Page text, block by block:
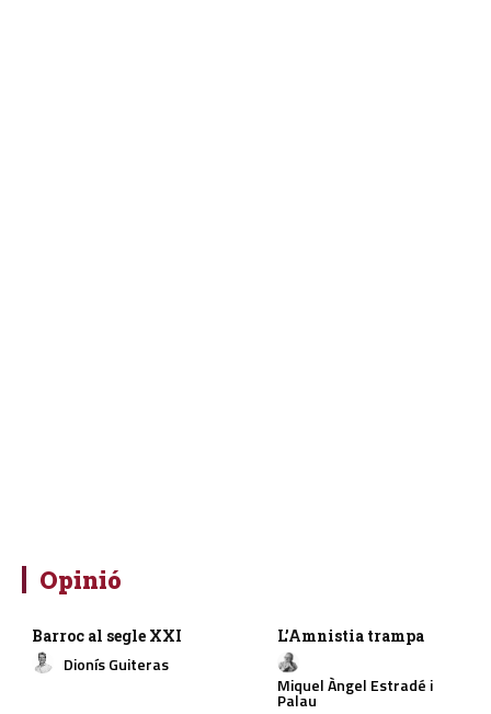
Opinió
Barroc al segle XXI
Dionís Guiteras
L’Amnistia trampa
Miquel Àngel Estradé i
Palau